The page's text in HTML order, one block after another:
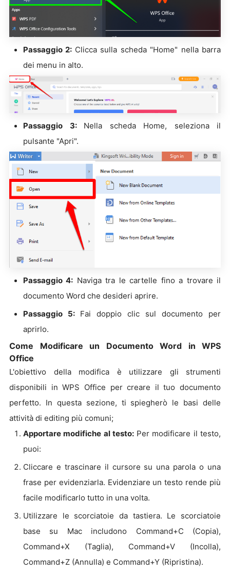
Passaggio 2: Clicca sulla scheda "Home" nella barra
dei menu in alto.
Passaggio 3: Nella scheda Home, seleziona il
pulsante "Apri".
Passaggio 4: Naviga tra le cartelle fino a trovare il
documento Word che desideri aprire.
Passaggio 5: Fai doppio clic sul documento per
aprirlo.
Come Modificare un Documento Word in WPS
Office
L'obiettivo della modifica è utilizzare gli strumenti
disponibili in WPS Office per creare il tuo documento
perfetto. In questa sezione, ti spiegherò le basi delle
attività di editing più comuni;
Apportare modifiche al testo:Per modificare il testo,
puoi:
Cliccare e trascinare il cursore su una parola o una
frase per evidenziarla. Evidenziare un testo rende più
facile modificarlo tutto in una volta.
Utilizzare le scorciatoie da tastiera. Le scorciatoie
base su Mac includono Command+C (Copia),
Command+X (Taglia), Command+V (Incolla),
Command+Z (Annulla) e Command+Y (Ripristina).